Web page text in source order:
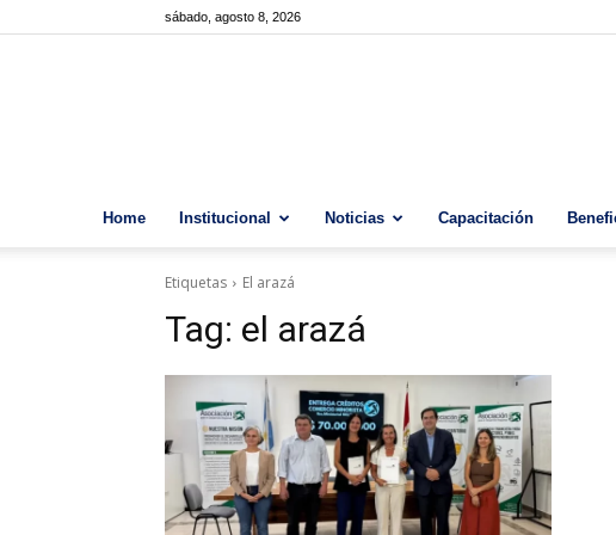
sábado, agosto 8, 2026
Home Institucional Noticias Capacitación
Etiquetas El arazá
Tag: el arazá